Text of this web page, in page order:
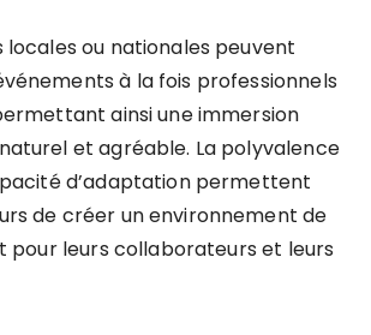
locales ou nationales peuvent
à la fois professionnels
ainsi une immersion
et agréable. La polyvalence
d’adaptation permettent
de créer un environnement de
pour leurs collaborateurs et leurs